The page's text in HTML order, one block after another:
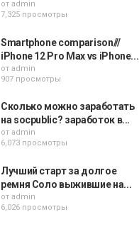
от admin
7,325 просмотры
Smartphone comparison///
iPhone 12 Pro Max vs iPhone...
от admin
907 просмотры
Сколько можно заработать
на socpublic? заработок в...
от admin
6,073 просмотры
Лучший старт за долгое
ремня Соло выжившие на...
от admin
6,026 просмотры